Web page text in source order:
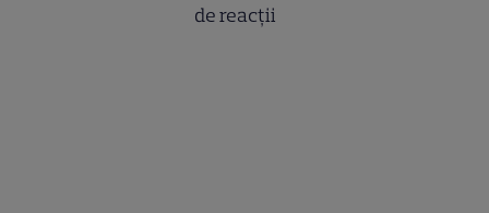
de reacții